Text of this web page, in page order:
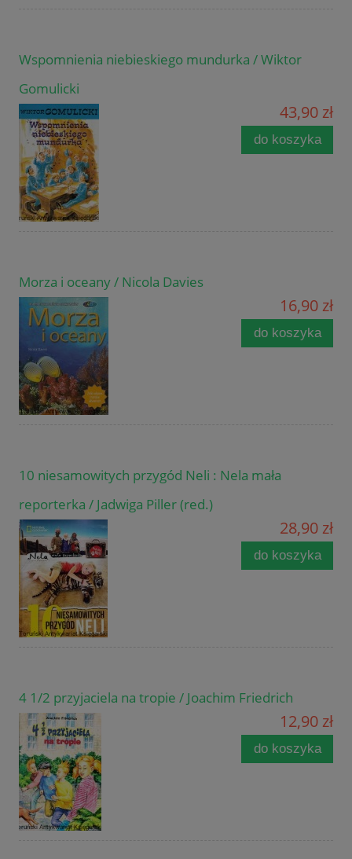
Wspomnienia niebieskiego mundurka / Wiktor
Gomulicki
43,90 zł
do koszyka
Morza i oceany / Nicola Davies
16,90 zł
do koszyka
10 niesamowitych przygód Neli : Nela mała
reporterka / Jadwiga Piller (red.)
28,90 zł
do koszyka
4 1/2 przyjaciela na tropie / Joachim Friedrich
12,90 zł
do koszyka